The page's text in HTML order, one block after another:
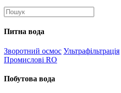
Питна вода
Зворотний осмос Ультрафільтрація
Промислові RO
Побутова вода